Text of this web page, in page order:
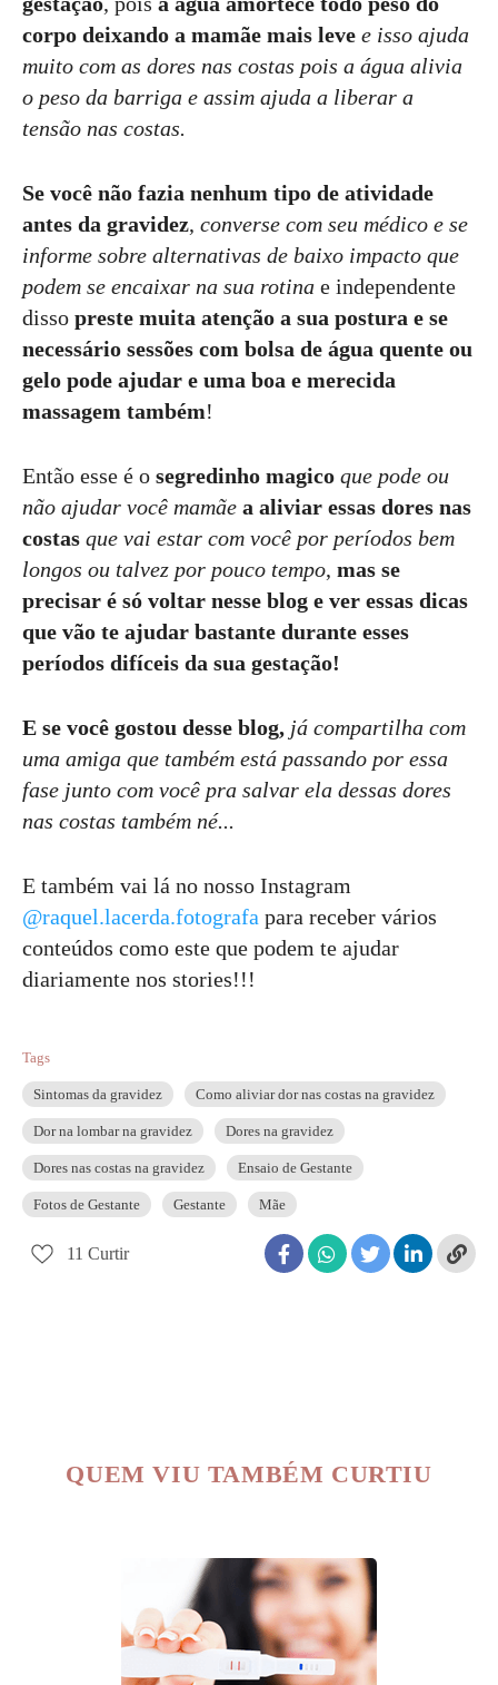
corpo deixando a mamãe mais leve e isso ajuda
muito com as dores nas costas pois a água alivia
o peso da barriga e assim ajuda a liberar a
tensão nas costas.
Se você não fazia nenhum tipo de atividade
antes da gravidez, converse com seu médico e se
informe sobre alternativas de baixo impacto que
podem se encaixar na sua rotina e independente
disso preste muita atenção a sua postura e se
necessário sessões com bolsa de água quente ou
gelo pode ajudar e uma boa e merecida
massagem também!
Então esse é o segredinho magico que pode ou
não ajudar você mamãe a aliviar essas dores nas
costas que vai estar com você por períodos bem
longos ou talvez por pouco tempo, mas se
precisar é só voltar nesse blog e ver essas dicas
que vão te ajudar bastante durante esses
períodos difíceis da sua gestação!
E se você gostou desse blog, já compartilha com
uma amiga que também está passando por essa
fase junto com você pra salvar ela dessas dores
nas costas também né...
E também vai lá no nosso Instagram
@raquel.lacerda.fotografa para receber vários
conteúdos como este que podem te ajudar
diariamente nos stories!!!
Tags
Sintomas da gravidez Como aliviar dor nas costas na gravidez
Dor na lombar na gravidez Dores na gravidez
Dores nas costas na gravidez Ensaio de Gestante
Fotos de Gestante Gestante Mãe
11 Curtir
QUEM VIU TAMBÉM CURTIU